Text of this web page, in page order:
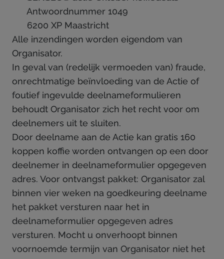
Antwoordnummer 1049
6200 XP Maastricht
Alle inzendingen worden eigendom van
Organisator.
In geval van (redelijk vermoeden van) fraude,
onrechtmatige beïnvloeding van de Actie of
foutief ingevulde deelnameformulieren
behoudt Organisator zich het recht voor om
deelnemers uit te sluiten.
Door deelname aan de Actie kan gratis 160
koppen koffie worden ontvangen op een door
deelnemer in deelnameformulier opgegeven
adres. Voor ontvangst pakket: Organisator zal
binnen vier weken na goedkeuring deelname
het pakket versturen naar het in
deelnameformulier opgegeven adres
versturen. Mocht u onverhoopt binnen
voornoemde termijn van Organisator niet het